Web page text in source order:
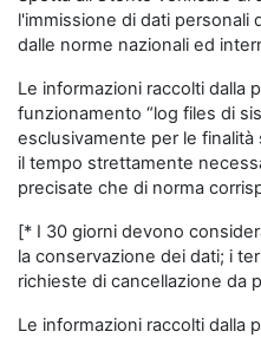
l'immissione di dati
dalle norme nazionali ed
Le informazioni raccolti dalla
funzionamento “log files di
esclusivamente per le
il tempo strettamente
precisate che di norma
[* I 30 giorni devono
la conservazione dei dati; i
richieste di cancellazione da
Le informazioni raccolti dalla